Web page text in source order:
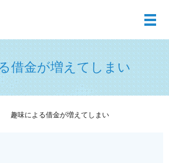
メ
借金が増えてしまい
趣味による借金が増えてしまい